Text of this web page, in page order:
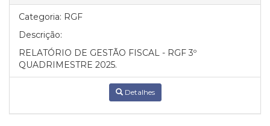
Categoria: RGF
Descrição:
RELATÓRIO DE GESTÃO FISCAL - RGF 3º
QUADRIMESTRE 2025.
Detalhes